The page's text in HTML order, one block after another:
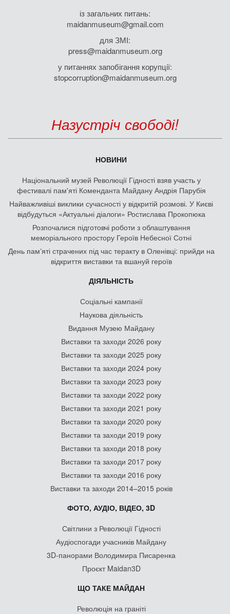
із загальних питань:
maidanmuseum@gmail.com
для ЗМІ:
press@maidanmuseum.org
у питаннях запобігання корупції:
stopcorruption@maidanmuseum.org
Назустріч свободі!
НОВИНИ
Національний музей Революції Гідності взяв участь у
фестивалі пам'яті Коменданта Майдану Андрія Парубія
Найважливіші виклики сучасності у відкритій розмові. У Києві
відбудуться «Актуальні діалоги» Ростислава Прокопюка
Розпочалися підготовчі роботи з облаштування
меморіального простору Героїв Небесної Сотні
День памʼяті страчених під час теракту в Оленівці: прийди на
відкриття виставки та вшануй героїв
ДІЯЛЬНІСТЬ
Соціальні кампанії
Наукова діяльність
Видання Музею Майдану
Виставки та заходи 2026 року
Виставки та заходи 2025 року
Виставки та заходи 2024 року
Виставки та заходи 2023 року
Виставки та заходи 2022 року
Виставки та заходи 2021 року
Виставки та заходи 2020 року
Виставки та заходи 2019 року
Виставки та заходи 2018 року
Виставки та заходи 2017 року
Виставки та заходи 2016 року
Виставки та заходи 2014–2015 років
ФОТО, АУДІО, ВІДЕО, 3D
Світлини з Революції Гідності
Аудіоспогади учасників Майдану
3D-панорами Володимира Писаренка
Проєкт Maidan3D
ЩО ТАКЕ МАЙДАН
Революція на граніті